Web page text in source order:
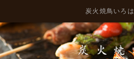
炭火焼鳥いろは